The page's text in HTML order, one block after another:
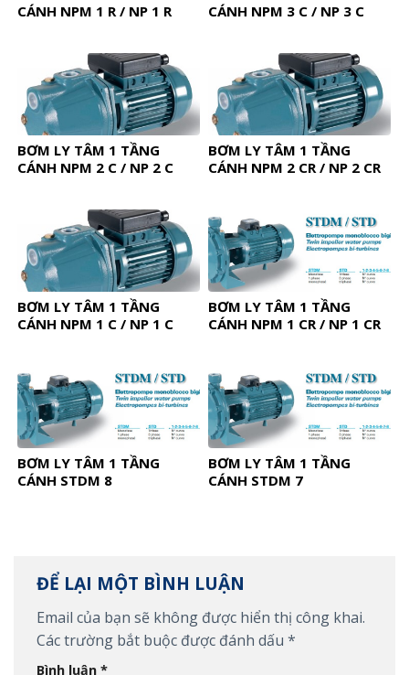
CÁNH NPM 1 R / NP 1 R
CÁNH NPM 3 C / NP 3 C
BƠM LY TÂM 1 TẦNG
CÁNH NPM 2 C / NP 2 C
BƠM LY TÂM 1 TẦNG
CÁNH NPM 2 CR / NP 2 CR
BƠM LY TÂM 1 TẦNG
CÁNH NPM 1 C / NP 1 C
BƠM LY TÂM 1 TẦNG
CÁNH NPM 1 CR / NP 1 CR
BƠM LY TÂM 1 TẦNG
CÁNH STDM 8
BƠM LY TÂM 1 TẦNG
CÁNH STDM 7
ĐỂ LẠI MỘT BÌNH LUẬN
Email của bạn sẽ không được hiển thị công khai.
Các trường bắt buộc được đánh dấu *
Bình luận *